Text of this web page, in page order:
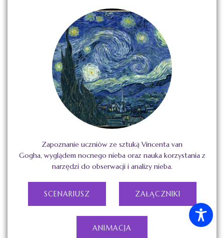
Zapoznanie uczniów ze sztuką Vincenta van
Gogha, wyglądem nocnego nieba oraz nauka korzystania z
narzędzi do obserwacji i analizy nieba.
SCENARIUSZ ZAŁĄCZNIKI
ANIMACJA